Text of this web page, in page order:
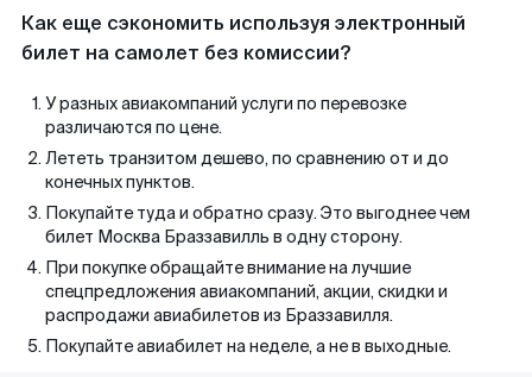
Как еще сэкономить используя электронный
билет на самолет без комиссии?
У разных авиакомпаний услуги по перевозке
различаются по цене.
Лететь транзитом дешево, по сравнению от и до
конечных пунктов.
Покупайте туда и обратно сразу. Это выгоднее чем
билет Москва Браззавилль в одну сторону.
При покупке обращайте внимание на лучшие
спецпредложения авиакомпаний, акции, скидки и
распродажи авиабилетов из Браззавилля.
Покупайте авиабилет на неделе, а не в выходные.